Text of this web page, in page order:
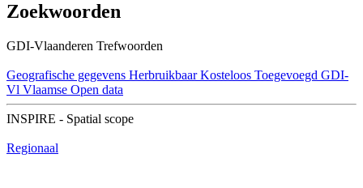
Zoekwoorden
GDI-Vlaanderen Trefwoorden
Geografische gegevens Herbruikbaar Kosteloos Toegevoegd GDI-
Vl Vlaamse Open data
INSPIRE - Spatial scope
Regionaal